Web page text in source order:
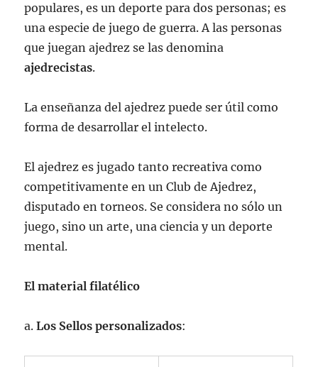
populares, es un deporte para dos personas; es
una especie de juego de guerra. A las personas
que juegan ajedrez se las denomina
ajedrecistas.
La enseñanza del ajedrez puede ser útil como
forma de desarrollar el intelecto.
El ajedrez es jugado tanto recreativa como
competitivamente en un Club de Ajedrez,
disputado en torneos. Se considera no sólo un
juego, sino un arte, una ciencia y un deporte
mental.
El material filatélico
a.Los Sellos personalizados: